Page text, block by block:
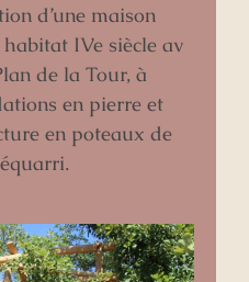
d’une maison
IVe siècle av
de la Tour, à
en pierre et
en poteaux de